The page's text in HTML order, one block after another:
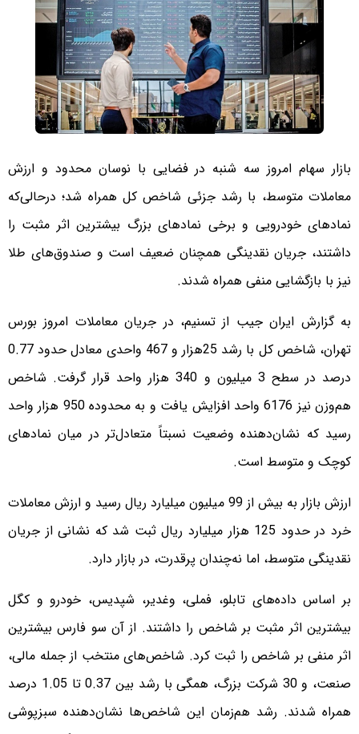
بازار سهام امروز سه شنبه در فضایی با نوسان محدود و ارزش
معاملات متوسط، با رشد جزئی شاخص کل همراه شد؛ درحالی‌که
نمادهای خودرویی و برخی نمادهای بزرگ بیشترین اثر مثبت را
داشتند، جریان نقدینگی همچنان ضعیف است و صندوق‌های طلا
نیز با بازگشایی منفی همراه شدند.
به گزارش ایران جیب از تسنیم، در جریان معاملات امروز بورس
تهران، شاخص کل با رشد 25هزار و 467 واحدی معادل حدود 0.77
درصد در سطح 3 میلیون و 340 هزار واحد قرار گرفت. شاخص
هم‌وزن نیز 6176 واحد افزایش یافت و به محدوده 950 هزار واحد
رسید که نشان‌دهنده وضعیت نسبتاً متعادل‌تر در میان نمادهای
کوچک و متوسط است.
ارزش بازار به بیش از 99 میلیون میلیارد ریال رسید و ارزش معاملات
خرد در حدود 125 هزار میلیارد ریال ثبت شد که نشانی از جریان
نقدینگی متوسط، اما نه‌چندان پرقدرت، در بازار دارد.
بر اساس داده‌های تابلو، فملی، وغدیر، شپدیس، خودرو و کگل
بیشترین اثر مثبت بر شاخص را داشتند. از آن سو فارس بیشترین
اثر منفی بر شاخص را ثبت کرد. شاخص‌های منتخب از جمله مالی،
صنعت، و 30 شرکت بزرگ، همگی با رشد بین 0.37 تا 1.05 درصد
همراه شدند. رشد هم‌زمان این شاخص‌ها نشان‌دهنده سبزپوشی